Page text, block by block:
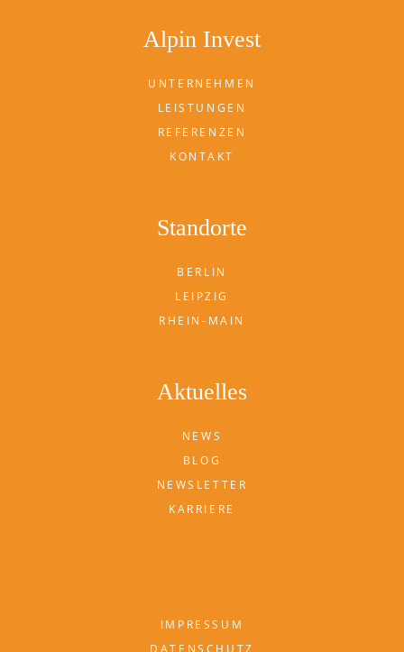
Alpin Invest
UNTERNEHMEN
LEISTUNGEN
REFERENZEN
KONTAKT
Standorte
BERLIN
LEIPZIG
RHEIN-MAIN
Aktuelles
NEWS
BLOG
NEWSLETTER
KARRIERE
IMPRESSUM
DATENSCHUTZ